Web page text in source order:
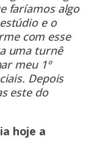
faríamos algo
e o
com esse
uma turnê
meu 1º
Depois
este do
hoje a